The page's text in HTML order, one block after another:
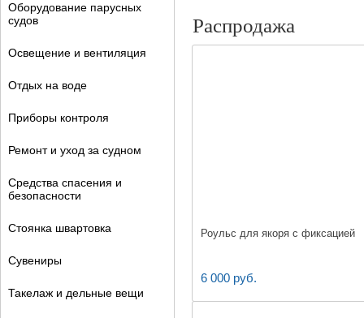
Распродажа
Роульс для якоря с фиксацией
6 000 руб.
Оборудование парусных
судов
Освещение и вентиляция
Отдых на воде
Приборы контроля
Ремонт и уход за судном
Средства спасения и
безопасности
Стоянка швартовка
Сувениры
Такелаж и дельные вещи